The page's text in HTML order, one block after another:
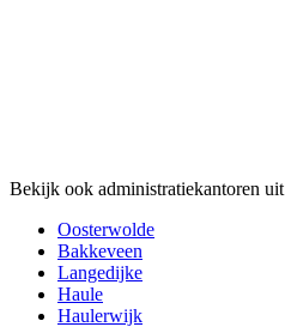
Bekijk ook administratiekantoren uit
Oosterwolde
Bakkeveen
Langedijke
Haule
Haulerwijk